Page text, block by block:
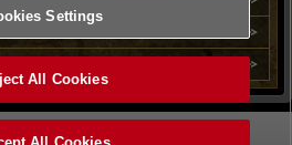
Settings
All Cookies